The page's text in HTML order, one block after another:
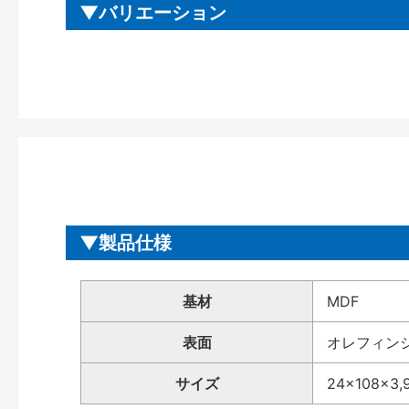
バリエーション
製品仕様
基材 MDF
表面 オレフィン
サイズ